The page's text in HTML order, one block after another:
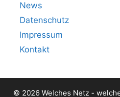
News
Datenschutz
Impressum
Kontakt
© 2026 Welches Netz -